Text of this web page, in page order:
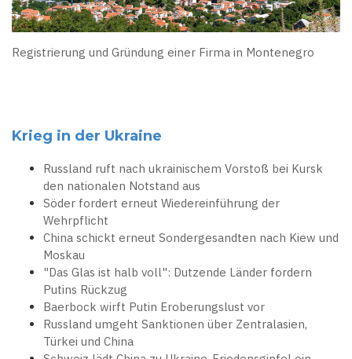
Registrierung und Gründung einer Firma in Montenegro
Krieg in der Ukraine
Russland ruft nach ukrainischem Vorstoß bei Kursk
den nationalen Notstand aus
Söder fordert erneut Wiedereinführung der
Wehrpflicht
China schickt erneut Sondergesandten nach Kiew und
Moskau
"Das Glas ist halb voll": Dutzende Länder fordern
Putins Rückzug
Baerbock wirft Putin Eroberungslust vor
Russland umgeht Sanktionen über Zentralasien,
Türkei und China